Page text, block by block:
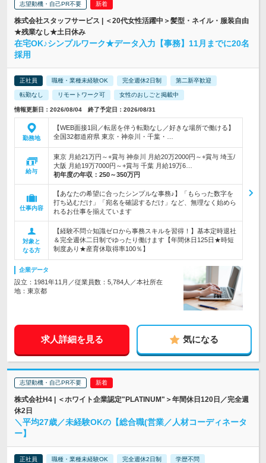
志望動機・自己PR不要
株式会社スタッフサービス | ＜20代女性活躍中＞髪型・ネイル・服装自由
★残業なし★土日休み
在宅OK♪シンプルワーク★データ入力【事務】11月までに20名
採用
正社員 職種・業種未経験OK 完全週休2日制 第二新卒歓迎
転勤なし リモートワーク可 女性のおしごと掲載中
情報更新日：2026/08/04 終了予定日：2026/08/31
勤務地
【WEB面接1回／転居を伴う転勤なし／好きな場所で働ける】
全国32都道府県 東京・神奈川・千葉・…
給与
東京 月給21万円～+賞与 神奈川 月給20万2000円～+賞与 埼玉/
大阪 月給19万7000円～+賞与 千葉 月給19万6…
初年度の年収： 250～350万円
仕事内容
【あなたの希望に合ったシンプルな事務♪】「もらった数字を
打ち込むだけ」「宛名を確認するだけ」など、無理なく始めら
れるお仕事を揃えています
対象と
なる方
【経験不問☆知識ゼロから事務スキルを習得！】基本定時退社
＆完全週休二日制でゆったり働けます【年間休日125日★時短
制度あり★産育休取得率100％】
企業データ
設立：1981年11月／従業員数：5,784人／本社所在
地：東京都
求人詳細を見る 気になる
志望動機・自己PR不要
株式会社H4 | ＜ホワイト企業認定"PLATINUM"＞年間休日120日／完全週
休2日
＼平均27歳／未経験OKの【総合職(営業／人材コーディネータ
ー】
正社員 職種・業種未経験OK 完全週休2日制 学歴不問